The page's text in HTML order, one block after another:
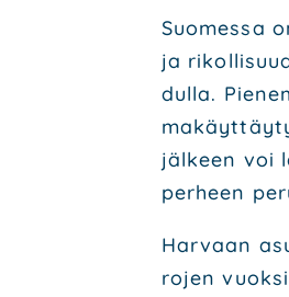
Suo­mes­sa
ja
dul­la.
jäl­keen voi
per­heen
Har­vaan
ro­jen